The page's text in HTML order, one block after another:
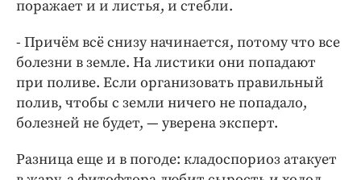
поражает и и листья, и стебли.
- Причём всё снизу начинается, потому что все
болезни в земле. На листики они попадают
при поливе. Если организовать правильный
полив, чтобы с земли ничего не попадало,
болезней не будет, — уверена эксперт.
Разница еще и в погоде: кладоспориоз атакует